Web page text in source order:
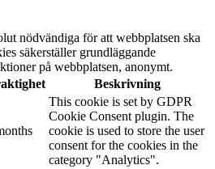
nödvändiga för att webbplatsen ska
säkerställer grundläggande
på webbplatsen, anonymt.
Beskrivning
This cookie is set by GDPR
Cookie Consent plugin. The
cookie is used to store the user
consent for the cookies in the
category "Analytics".